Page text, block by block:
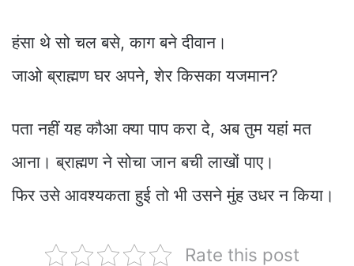
हंसा थे सो चल बसे, काग बने दीवान।
जाओ ब्राह्मण घर अपने, शेर किसका यजमान?
पता नहीं यह कौआ क्या पाप करा दे, अब तुम यहां मत
आना। ब्राह्मण ने सोचा जान बची लाखों पाए।
फिर उसे आवश्यकता हुई तो भी उसने मुंह उधर न किया।
Rate this post